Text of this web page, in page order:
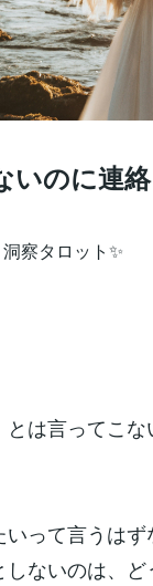
いのに連
察タロット✨️
は言ってこな
って言うはず
しないのは、